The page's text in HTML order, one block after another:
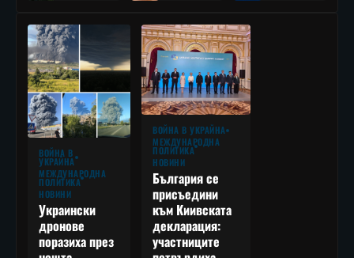
ВОЙНА В
УКРАЙНА
МЕЖДУНАРОДНА
ПОЛИТИКА
НОВИНИ
Украински
дронове
поразиха през
ВОЙНА В УКРАЙНА
МЕЖДУНАРОДНА
ПОЛИТИКА
НОВИНИ
България се
присъедини
към Киивската
декларация:
участниците